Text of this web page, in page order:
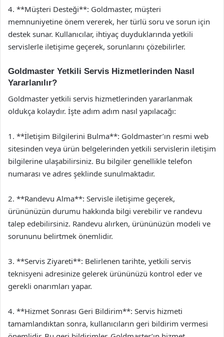
4. **Müşteri Desteği**: Goldmaster, müşteri
memnuniyetine önem vererek, her türlü soru ve sorun için
destek sunar. Kullanıcılar, ihtiyaç duyduklarında yetkili
servislerle iletişime geçerek, sorunlarını çözebilirler.
Goldmaster Yetkili Servis Hizmetlerinden Nasıl
Yararlanılır?
Goldmaster yetkili servis hizmetlerinden yararlanmak
oldukça kolaydır. İşte adım adım nasıl yapılacağı:
1. **İletişim Bilgilerini Bulma**: Goldmaster’ın resmi web
sitesinden veya ürün belgelerinden yetkili servislerin iletişim
bilgilerine ulaşabilirsiniz. Bu bilgiler genellikle telefon
numarası ve adres şeklinde sunulmaktadır.
2. **Randevu Alma**: Servisle iletişime geçerek,
ürününüzün durumu hakkında bilgi verebilir ve randevu
talep edebilirsiniz. Randevu alırken, ürününüzün modeli ve
sorununu belirtmek önemlidir.
3. **Servis Ziyareti**: Belirlenen tarihte, yetkili servis
teknisyeni adresinize gelerek ürününüzü kontrol eder ve
gerekli onarımları yapar.
4. **Hizmet Sonrası Geri Bildirim**: Servis hizmeti
tamamlandıktan sonra, kullanıcıların geri bildirim vermesi